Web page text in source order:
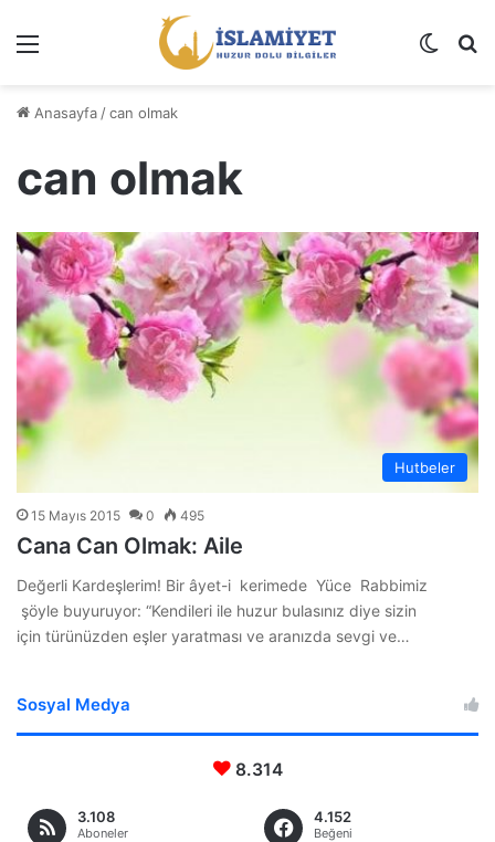
Dış
Anasayfa /can olmak
can olmak
Hutbeler
15 Mayıs 2015 0 495
Cana Can Olmak: Aile
Değerli Kardeşlerim! Bir âyet-i kerimede Yüce Rabbimiz
şöyle buyuruyor: “Kendileri ile huzur bulasınız diye sizin
için türünüzden eşler yaratması ve aranızda sevgi ve…
Sosyal Medya
8.314
3.108
Aboneler
4.152
Beğeni